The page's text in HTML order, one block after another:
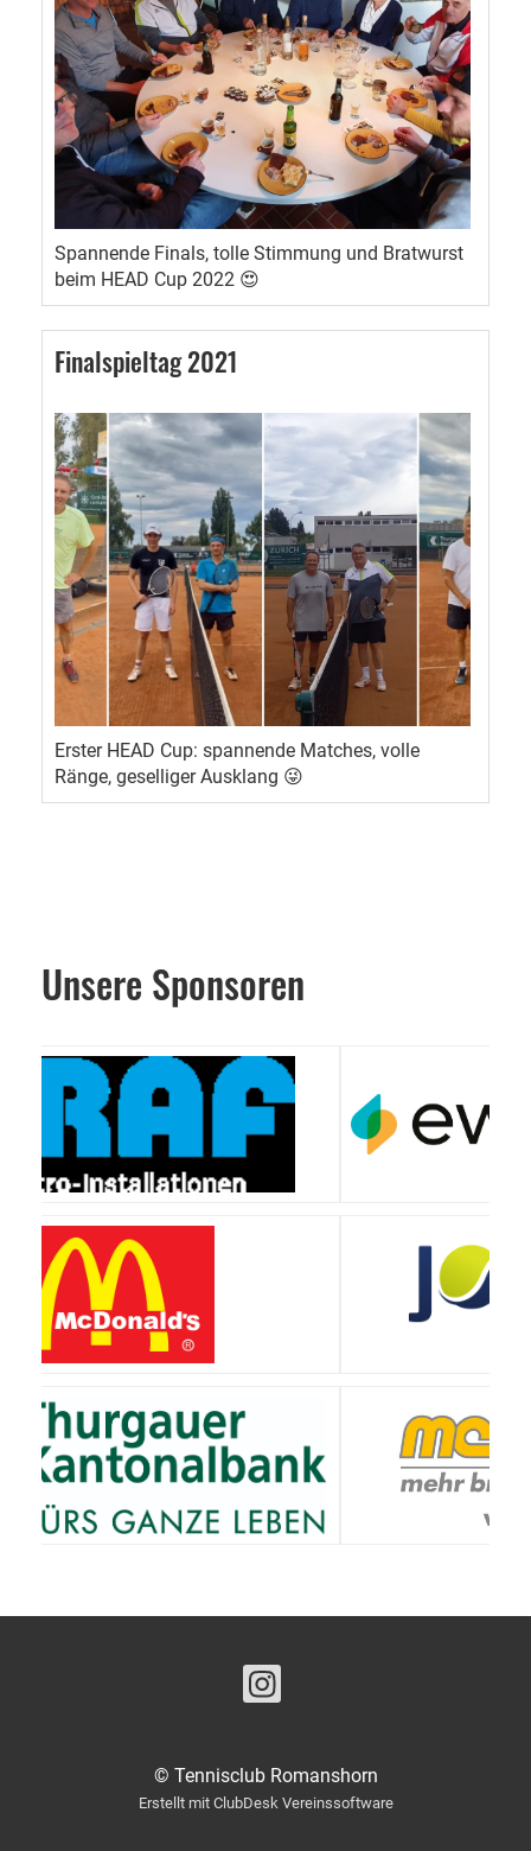
Spannende Finals, tolle Stimmung und Bratwurst
beim HEAD Cup 2022 😍
Finalspieltag 2021
Erster HEAD Cup: spannende Matches, volle
Ränge, geselliger Ausklang 😜
Unsere Sponsoren
© Tennisclub Romanshorn
Erstellt mit ClubDesk Vereinssoftware